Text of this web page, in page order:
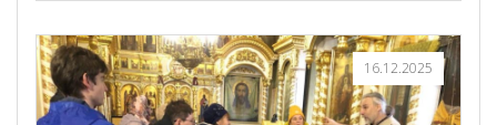
16.12.2025